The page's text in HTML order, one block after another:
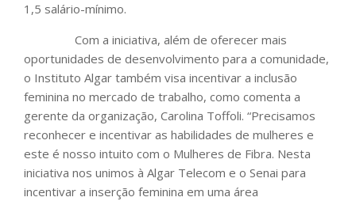
1,5 salário-mínimo.
Com a iniciativa, além de oferecer mais
oportunidades de desenvolvimento para a comunidade,
o Instituto Algar também visa incentivar a inclusão
feminina no mercado de trabalho, como comenta a
gerente da organização, Carolina Toffoli. “Precisamos
reconhecer e incentivar as habilidades de mulheres e
este é nosso intuito com o Mulheres de Fibra. Nesta
iniciativa nos unimos à Algar Telecom e o Senai para
incentivar a inserção feminina em uma área